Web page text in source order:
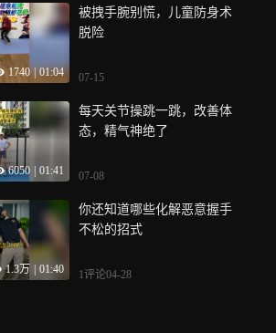
1740 | 01:04
被拽手腕别慌，儿童防身术
脱险
07-15
6050 01:41
每天关节操跳一跳，改善体
态，精气神绝了
07-08
1.3万 01:40
你还知道哪些化解恶意握手
不松的招式
1评论04-28